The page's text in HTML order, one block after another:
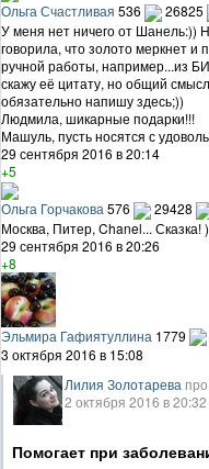
Ольга Счастливая 536
26825
У меня нет ничего от Шанель:))
говорила, что золото меркнет
ручной работы, например...из
скажу её цитату, но общий
обязательно напишу здесь;))
Людмила, шикарные подарки!!!
Машуль, пусть носятся с
29 сентября 2016 в 20:14
+5
Ольга Горчакова 576
29428
Москва, Питер, Chanel... Сказка! )
29 сентября 2016 в 20:26
+8
Эльмира Гафиятуллина 1779
3 октября 2016 в 15:08
Лилия Золотарева про
2 октября 2016 в 20:32
Помогает при